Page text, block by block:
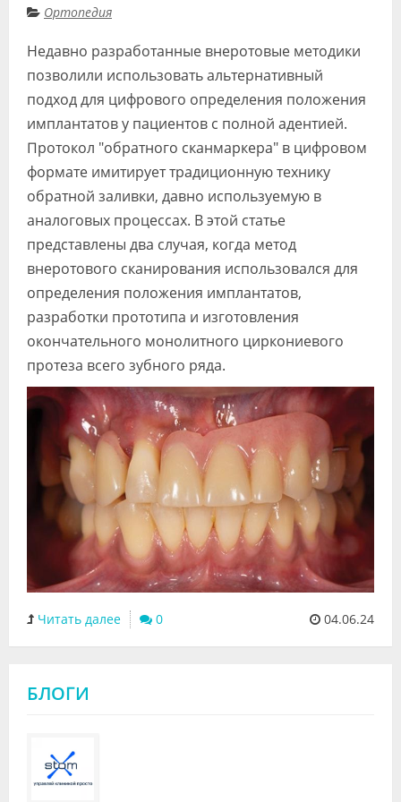
Видео
Форум
Специалисты
Галерея
Блоги
Лаборатории
Ортопедия
Недавно разработанные внеротовые методики
позволили использовать альтернативный
подход для цифрового определения положения
имплантатов у пациентов с полной адентией.
Протокол "обратного сканмаркера" в цифровом
формате имитирует традиционную технику
обратной заливки, давно используемую в
аналоговых процессах. В этой статье
представлены два случая, когда метод
внеротового сканирования использовался для
определения положения имплантатов,
разработки прототипа и изготовления
окончательного монолитного циркониевого
протеза всего зубного ряда.
Читать далее 0 04.06.24
БЛОГИ